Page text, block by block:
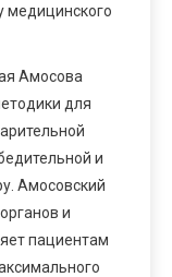
медицинского
Амосова
для
и
Амосовский
и
пациентам